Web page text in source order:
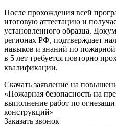
После прохождения всей
итоговую аттестацию и
установленного образца.
регионах РФ, подтверждает
навыков и знаний по пожарной
в 5 лет требуется повторно
квалификации.
Скачать заявление на
«Пожарная безопасность на
выполнение работ по
конструкций»
Заказать звонок